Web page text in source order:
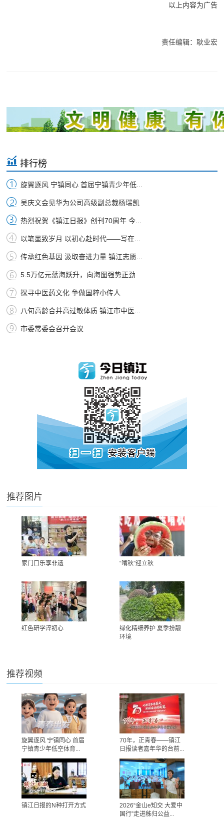
以上内容为广告
责任编辑：耿业宏
排行榜
旋翼逐风 宁镇同心 首届宁镇青少年低...
吴庆文会见华为公司高级副总裁杨瑞凯
热烈祝贺《镇江日报》创刊70周年 今...
以笔墨致岁月 以初心赴时代——写在...
传承红色基因 汲取奋进力量 镇江志愿...
5.5万亿元蓝海跃升，向海图强势正劲
探寻中医药文化 争做国粹小传人
八旬高龄合并高过敏体质 镇江市中医...
市委常委会召开会议
推荐图片
家门口乐享非遗 “啃秋”迎立秋
红色研学淬初心
绿化精细养护 夏季扮靓
环境
推荐视频
旋翼逐风 宁镇同心 首届
宁镇青少年低空体育...
70年，正青春——镇江
日报读者嘉年华的台前...
镇江日报的N种打开方式
2026“金山e知交 大爱中
国行”走进秭归公益...